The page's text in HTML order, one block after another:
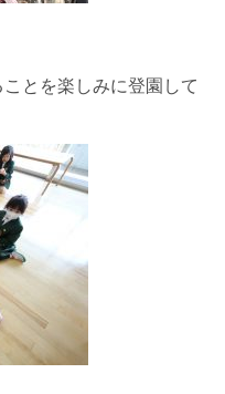
とを楽しみに登園して